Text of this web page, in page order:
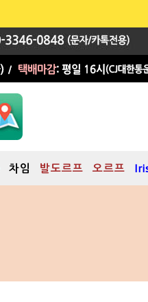
차임 발도르프 오르프